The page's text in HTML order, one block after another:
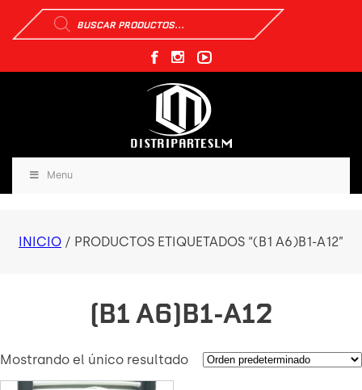
Búsqueda
de
productos
Menu
INICIO / PRODUCTOS ETIQUETADOS “(B1 A6)B1-A12”
(B1 A6)B1-A12
Mostrando el único resultado